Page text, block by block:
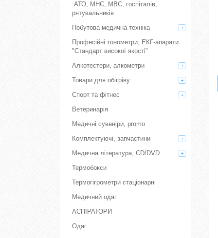
:АТО, МНС, МВС, госпіталів,
рятувальників
Побутова медична техніка
Професійні тонометри, ЕКГ-апарати
"Стандарт високої якості"
Алкотестери, алкометри
Товари для обігріву
Спорт та фітнес
Ветеринарія
Медичні сувеніри, promo
Комплектуючі, запчастини
Медична література, CD/DVD
Термобокси
Термогігрометри стаціонарні
Медичний одяг
АСПІРАТОРИ
Одяг